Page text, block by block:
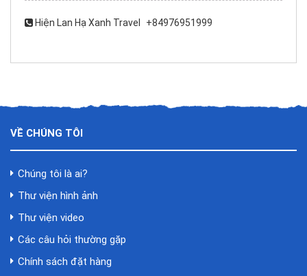
Hiện Lan Hạ Xanh Travel +84976951999
VỀ CHÚNG TÔI
Chúng tôi là ai?
Thư viện hình ảnh
Thư viện video
Các câu hỏi thường gặp
Chính sách đặt hàng